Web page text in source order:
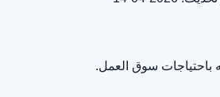
باحتياجات سوق العمل.